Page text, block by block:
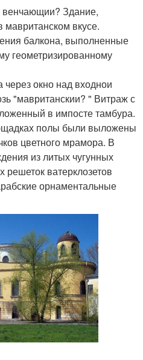
Здание,
мавританском вкусе.
балкона, выполненные
геометризированному
окно над входнои
"мавританскии? " Витраж с
в импосте тамбура.
полы были выложены
цветного мрамора. В
из литых чугунных
ватерклозетов
орнаментальные